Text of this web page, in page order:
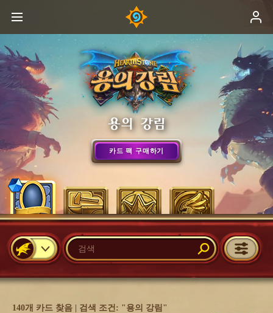
용의 강림
카드 팩 구매하기
140개 카드 찾음 | 검색 조건: "용의 강림"